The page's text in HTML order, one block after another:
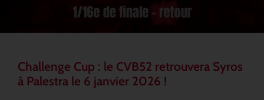
Challenge Cup : le CVB52 retrouvera Syros
à Palestra le 6 janvier 2026 !